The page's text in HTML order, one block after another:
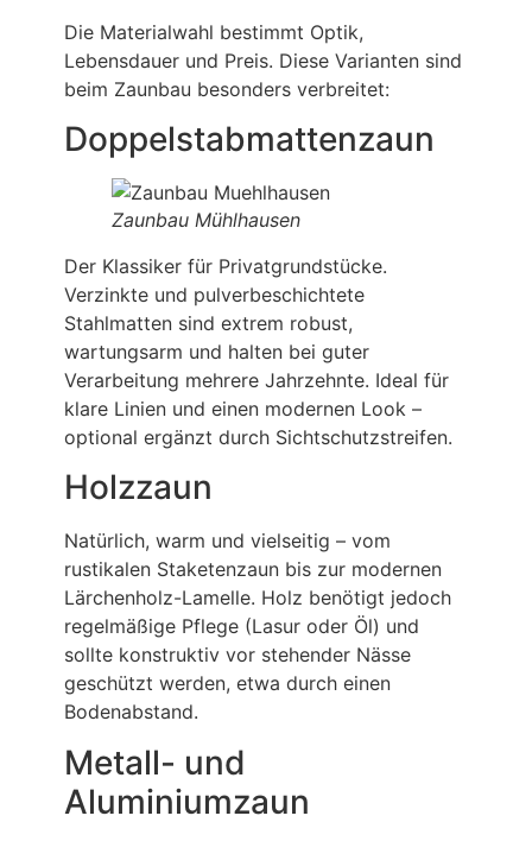
Die Materialwahl bestimmt Optik,
Lebensdauer und Preis. Diese Varianten sind
beim Zaunbau besonders verbreitet:
Doppelstabmattenzaun
Zaunbau Mühlhausen
Der Klassiker für Privatgrundstücke.
Verzinkte und pulverbeschichtete
Stahlmatten sind extrem robust,
wartungsarm und halten bei guter
Verarbeitung mehrere Jahrzehnte. Ideal für
klare Linien und einen modernen Look –
optional ergänzt durch Sichtschutzstreifen.
Holzzaun
Natürlich, warm und vielseitig – vom
rustikalen Staketenzaun bis zur modernen
Lärchenholz-Lamelle. Holz benötigt jedoch
regelmäßige Pflege (Lasur oder Öl) und
sollte konstruktiv vor stehender Nässe
geschützt werden, etwa durch einen
Bodenabstand.
Metall- und
Aluminiumzaun